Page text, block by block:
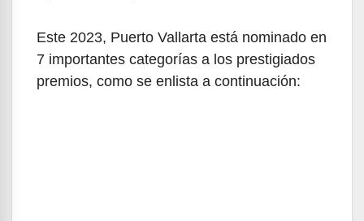
Este 2023, Puerto Vallarta está nominado en
7 importantes categorías a los prestigiados
premios, como se enlista a continuación: